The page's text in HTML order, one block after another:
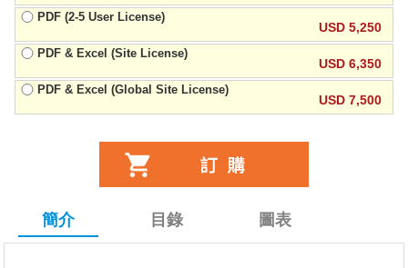
PDF (2-5 User License)
USD 5,250
PDF & Excel (Site License)
USD 6,350
PDF & Excel (Global Site License)
USD 7,500
簡介 目錄 圖表